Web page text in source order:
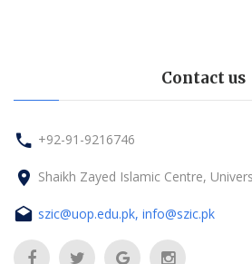
Contact us
+92-91-9216746
Shaikh Zayed Islamic Centre,
szic@uop.edu.pk, info@szic.pk